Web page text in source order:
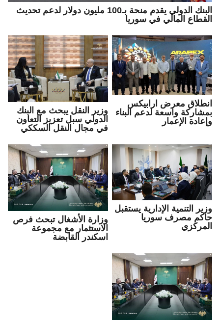
البنك الدولي يقدم منحة بـ100 مليون دولار لدعم تحديث
القطاع المالي في سوريا
انطلاق معرض ارابيكس
بمشاركة واسعة لدعم البناء
وإعادة الإعمار
وزير النقل يبحث مع البنك
الدولي سبل تعزيز التعاون
في مجال النقل السككي
وزير التنمية الإدارية يستقبل
حاكم مصرف سوريا
المركزي
وزارة الأشغال تبحث فرص
الاستثمار مع مجموعة
اسكندر القابضة